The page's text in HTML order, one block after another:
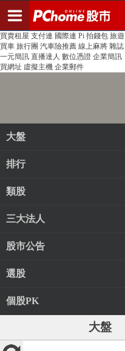
PChome首頁 線上購物 24h購物 書店
買賣租屋 支付連 國際連 Pi 拍錢包 旅遊
買車 旅行團 汽車險推薦 線上麻將 雜誌
一元簡訊 直播達人 數位憑證 企業簡訊
買網址 虛擬主機 企業郵件
大盤
排行
類股
三大法人
股市公告
選股
個股PK
大盤